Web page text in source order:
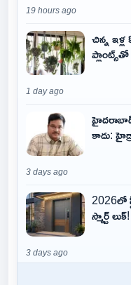
19 hours ago
చిన్న
ప్లాంట్స్‌తో
1 day ago
కాదు:
3 days ago
2026లో
స్మార్ట్ లుక్!
3 days ago